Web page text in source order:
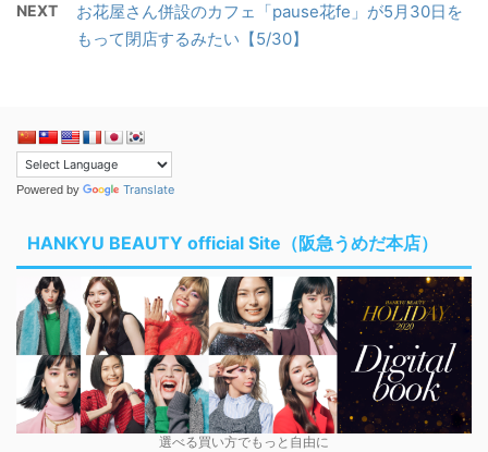
NEXT
お花屋さん併設のカフェ「pause花fe」が5月30日を
もって閉店するみたい【5/30】
Powered by Translate
HANKYU BEAUTY official Site（阪急うめだ本店）
選べる買い方でもっと自由に